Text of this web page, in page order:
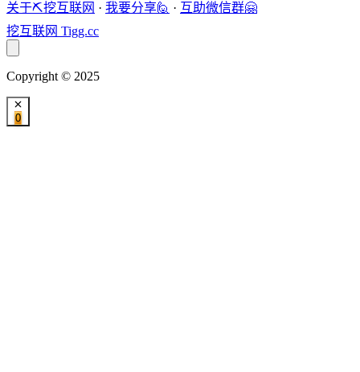
关于⛏️挖互联网 · 我要分享🙋 · 互助微信群🤗
挖互联网 Tigg.cc
Copyright © 2025
0